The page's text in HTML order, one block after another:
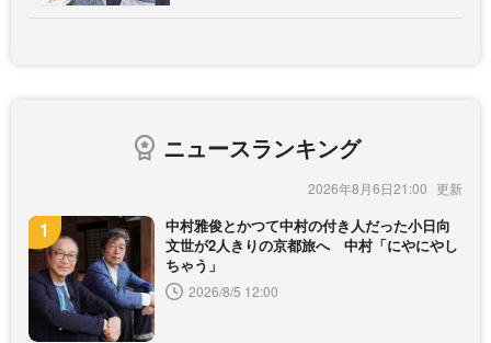
ニュースランキング
2026年8月6日21:00
中村雅俊とかつて中村の付き人だった小日向
文世が2人きりの京都旅へ 中村「にやにやし
ちゃう」
2026/8/5 12:00